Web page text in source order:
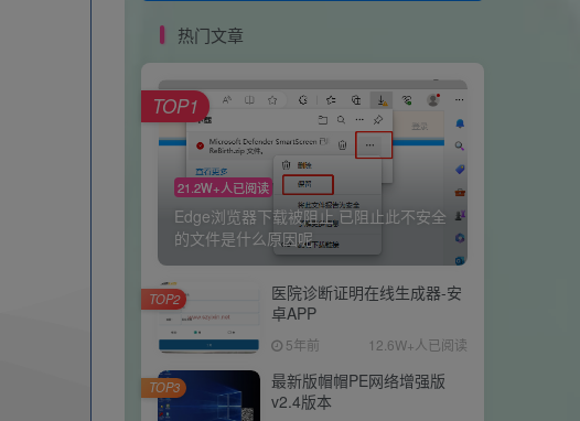
热门文章
21.2W+人已阅读
Edge浏览器下载被阻止 已阻止此不安全
的文件是什么原因呢
TOP1
医院诊断证明在线生成器-安
卓APP
5年前 12.6W+人已阅读
TOP2
最新版帽帽PE网络增强版
v2.4版本
TOP3